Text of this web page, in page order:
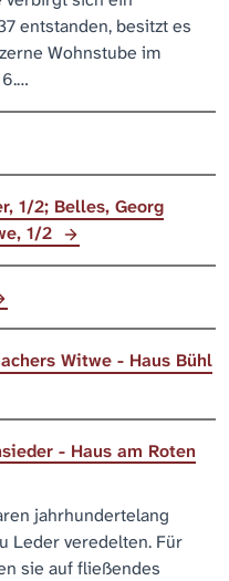
entstanden, besitzt es
Wohnstube im
1/2; Belles, Georg
1/2
Witwe - Haus Bühl
- Haus am Roten
jahrhundertelang
Leder veredelten. Für
sie auf fließendes